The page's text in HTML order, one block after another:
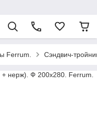
Ferrum. Сэндвич-